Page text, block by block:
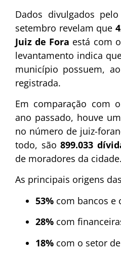
Dados divulgados
setembro revelam que
Juiz de Fora está com
levantamento indica
município possuem,
registrada.
Em comparação com
ano passado, houve
no número de juiz-
todo, são 899.033
de moradores da cidade.
As principais origens
53% com bancos e
28% com
18% com o setor